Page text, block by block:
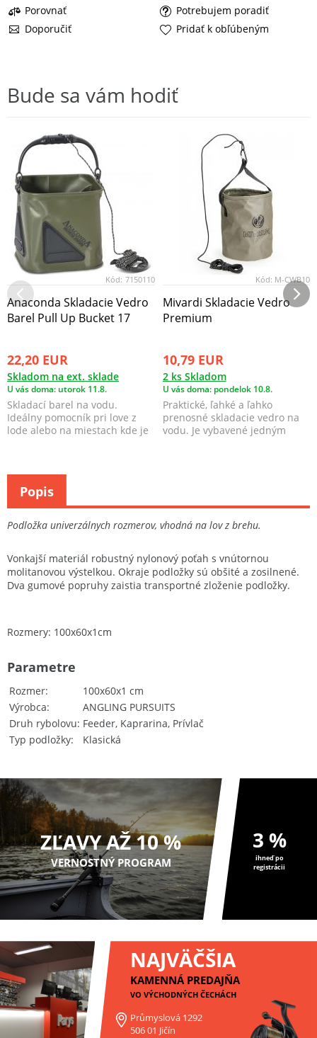
Porovnať
Potrebujem poradiť
Doporučiť
Pridať k obľúbeným
Bude sa vám hodiť
Kód: 7150110
Anaconda Skladacie Vedro
Barel Pull Up Bucket 17
22,20 EUR
Skladom na ext. sklade
U vás doma: utorok 11.8.
Skladací barel na vodu.
Ideálny pomocník pri love z
lode alebo na miestach kde je
Kód: M-CWB10
Mivardi Skladacie Vedro
Premium
10,79 EUR
2 ks Skladom
U vás doma: pondelok 10.8.
Praktické, ľahké a ľahko
prenosné skladacie vedro na
vodu. Je vybavené jedným
Podložka univerzálnych rozmerov, vhodná na lov z brehu.
Vonkajší materiál robustný nylonový poťah s vnútornou
molitanovou výstelkou. Okraje podložky sú obšité a zosilnené.
Dva gumové popruhy zaistia transportné zloženie podložky.
Rozmery: 100x60x1cm
Rozmer
100x60x1 cm
Výrobca
ANGLING PURSUITS
Druh rybolovu Feeder, Kaprarina, Prívlač
Typ podložky
Klasická
Parametre
Popis
ZĽAVY AŽ 10 %
VERNOSTNÝ PROGRAM
3 %
ihneď po
registrácii
NAJVÄČŠIA
KAMENNÁ PREDAJŇA
VO VÝCHODNÝCH ČECHÁCH
Průmyslová 1292
506 01 Jičín